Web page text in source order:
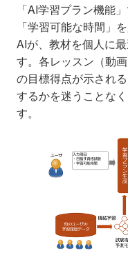
「AI学習プラン機能
「学習可能な時間」
AIが、教材を個人に
す。各レッスン（動
の目標得点が示され
するかを迷うことな
す。